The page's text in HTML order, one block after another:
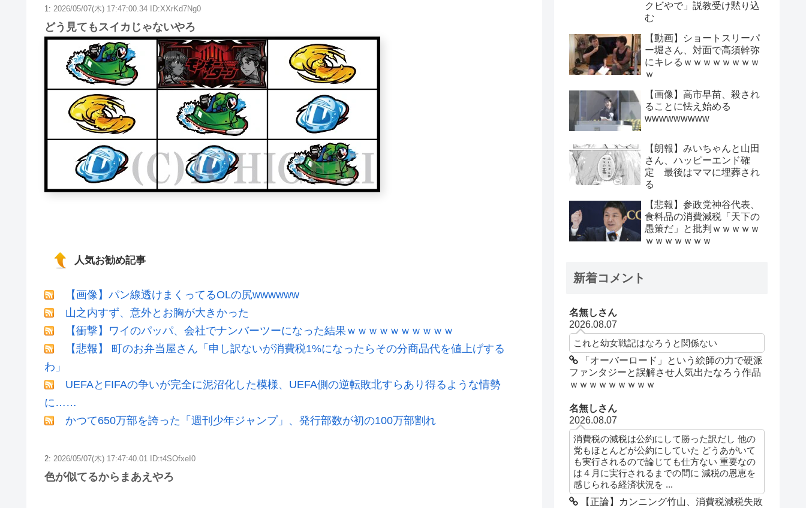
1: 2026/05/07(木) 17:47:00.34 ID:XXrKd7Ng0
どう見てもスイカじゃないやろ
人気お勧め記事
【画像】パン線透けまくってるOLの尻wwwwww
山之内すず、意外とお胸が大きかった
【衝撃】ワイのパッパ、会社でナンバーツーになった結果ｗｗｗｗｗｗｗｗｗｗ
【悲報】 町のお弁当屋さん「申し訳ないが消費税1%になったらその分商品代を値上げする
わ」
UEFAとFIFAの争いが完全に泥沼化した模様、UEFA側の逆転敗北すらあり得るような情勢
に……
かつて650万部を誇った「週刊少年ジャンプ」、発行部数が初の100万部割れ
2: 2026/05/07(木) 17:47:40.01 ID:t4SOfxeI0
色が似てるからまあえやろ
クビやで」説教受け黙り込
む
【動画】ショートスリーパ
ー堀さん、対面で高須幹弥
にキレるｗｗｗｗｗｗｗｗ
ｗ
【画像】高市早苗、殺され
ることに怯え始める
wwwwwwwww
【朗報】みいちゃんと山田
さん、ハッピーエンド確
定 最後はママに埋葬され
る
【悲報】参政党神谷代表、
食料品の消費減税「天下の
愚策だ」と批判ｗｗｗｗｗ
ｗｗｗｗｗｗｗ
新着コメント
名無しさん
2026.08.07
これと幼女戦記はなろうと関係ない
「オーバーロード」という絵師の力で硬派
ファンタジーと誤解させ人気出たなろう作品
ｗｗｗｗｗｗｗｗｗ
名無しさん
2026.08.07
消費税の減税は公約にして勝った訳だし 他の
党もほとんどが公約にしていた どうあがいて
も実行されるので論じても仕方ない 重要なの
は４月に実行されるまでの間に 減税の恩恵を
感じられる経済状況を ...
【正論】カンニング竹山、消費税減税失敗